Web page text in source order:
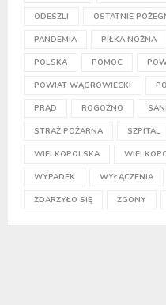
ODESZLI OSTATNIE
PANDEMIA PIŁKA NOŻNA
POLSKA POMOC
POWIAT WĄGROWIECKI
PRĄD ROGOŹNO
STRAŻ POŻARNA SZPITAL
WIELKOPOLSKA
WYPADEK WYŁĄCZENIA
ZDARZYŁO SIĘ ZGONY